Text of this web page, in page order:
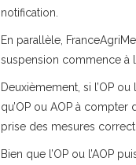
notification.
En parallèle,
suspension commence à
Deuxièmement, si l’OP
qu’OP ou AOP à
prise des mesures
Bien que l’OP ou l’AOP